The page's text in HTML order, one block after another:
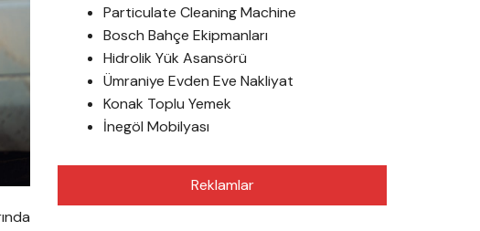
Particulate Cleaning Machine
Bosch Bahçe Ekipmanları
Hidrolik Yük Asansörü
Ümraniye Evden Eve Nakliyat
Konak Toplu Yemek
İnegöl Mobilyası
Reklamlar